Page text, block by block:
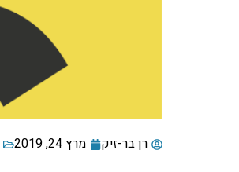
רן בר-זיק מרץ 24, 2019